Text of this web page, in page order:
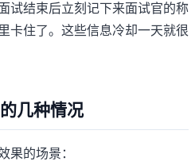
试结束后立刻记下来面试官的称
卡住了。这些信息冷却一天就很
几种情况
果的场景：